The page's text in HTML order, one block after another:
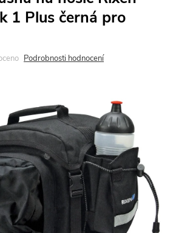
1 Plus černá pro
Podrobnosti hodnocení